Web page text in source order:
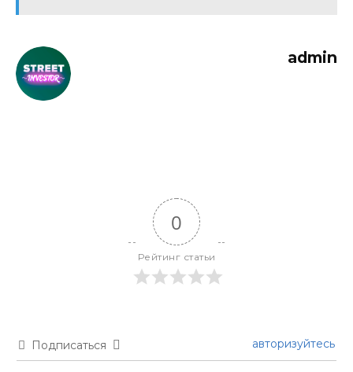
admin
0
Рейтинг статьи
Подписаться авторизуйтесь